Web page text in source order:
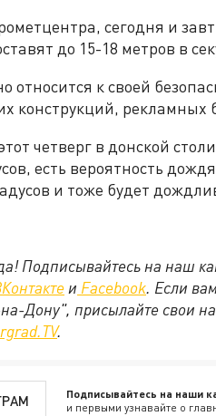
сегодня и
до 15-18 метров в
относится к своей
конструкций,
четверг в донской
есть вероятность
и тоже будет
Подписывайтесь на наш
и Facebook. Если
Дону", присылайте свои
.
Подписывайтесь на наши
и первыми узнавайте о